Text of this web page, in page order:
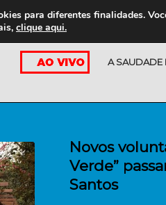
A SAUDADE
Novos
Verde”
Santos
para diferentes finalidades.
clique aqui.